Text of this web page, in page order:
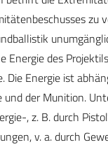
zu
Energie des
Die Energie ist
der Munition.
, z. B. durch
v. a. durch